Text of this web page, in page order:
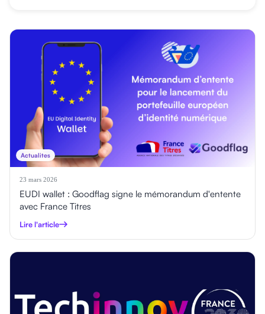
Actualites
23 mars 2026
EUDI wallet : Goodflag signe le mémorandum d'entente
avec France Titres
Lire l'article